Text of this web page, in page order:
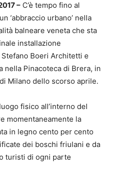
– C’è tempo fino al
‘abbraccio urbano’ nella
balneare veneta che sta
installazione
Boeri Architetti e
nella Pinacoteca di Brera, in
Milano dello scorso aprile.
fisico all’interno del
momentaneamente la
in legno cento per cento
dei boschi friulani e da
turisti di ogni parte